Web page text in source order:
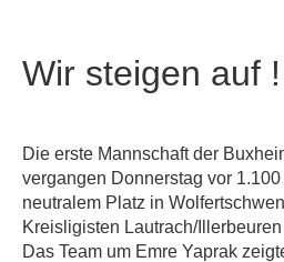
Wir steigen auf !
Die erste Mannschaft der
vergangen Donnerstag vor
neutralem Platz in
Kreisligisten Lautrach/Illerbeuren
Das Team um Emre Yaprak